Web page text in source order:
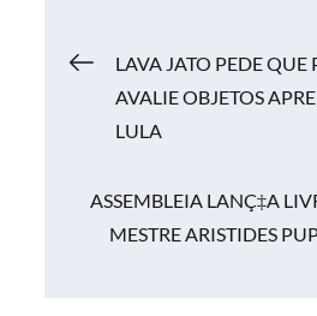
de
Post
LAVA JATO PEDE QUE
AVALIE OBJETOS
LULA
ASSEMBLEIA LANÇ‡A
MESTRE ARISTIDES